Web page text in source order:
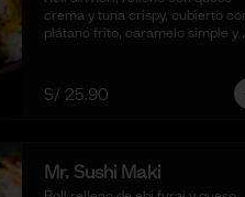
crema y tuna crispy, cubierto
plátano frito, caramelo simple y
S/ 25.90
Mr. Sushi Maki